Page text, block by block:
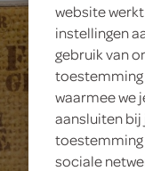
website
instellingen
gebruik van
toestemming
waarmee we
aansluiten bij
toestemming
sociale